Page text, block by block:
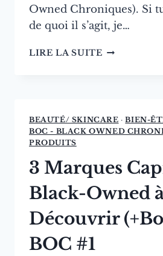
Owned Chroniques). Si
de quoi il s’agit, je…
LIRE LA SUITEBLACK
2
BEAUTÉ/ SKINCARE ·BIEN-
BOC - BLACK OWNED
PRODUITS
3 Marques
Black-Owned
Découvrir
BOC #1